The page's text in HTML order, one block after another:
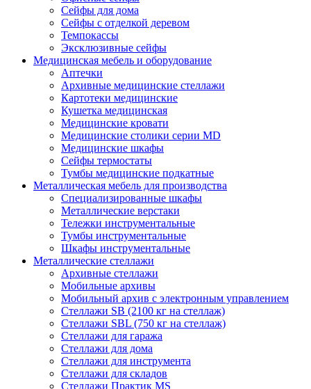
Сейфы для дома
Сейфы с отделкой деревом
Темпокассы
Эксклюзивные сейфы
Медицинская мебель и оборудование
Аптечки
Архивные медицинские стеллажи
Картотеки медицинские
Кушетка медицинская
Медицинские кровати
Медицинские столики серии MD
Медицинские шкафы
Сейфы термостаты
Тумбы медицинские подкатные
Металлическая мебель для производства
Cпециализированные шкафы
Металлические верстаки
Тележки инструментальные
Тумбы инструментальные
Шкафы инструментальные
Металлические стеллажи
Архивные стеллажи
Мобильные архивы
Мобильный архив с электронным управлением
Стеллажи SB (2100 кг на стеллаж)
Стеллажи SBL (750 кг на стеллаж)
Стеллажи для гаража
Стеллажи для дома
Стеллажи для инструмента
Стеллажи для складов
Стеллажи Практик MS